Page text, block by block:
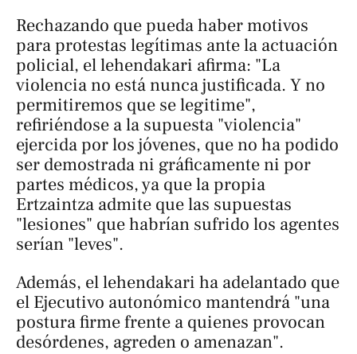
Rechazando que pueda haber motivos
para protestas legítimas ante la actuación
policial, el lehendakari afirma: "La
violencia no está nunca justificada. Y no
permitiremos que se legitime",
refiriéndose a la supuesta "violencia"
ejercida por los jóvenes, que no ha podido
ser demostrada ni gráficamente ni por
partes médicos, ya que la propia
Ertzaintza admite que las supuestas
"lesiones" que habrían sufrido los agentes
serían "leves".
Además, el lehendakari ha adelantado que
el Ejecutivo autonómico mantendrá "una
postura firme frente a quienes provocan
desórdenes, agreden o amenazan".